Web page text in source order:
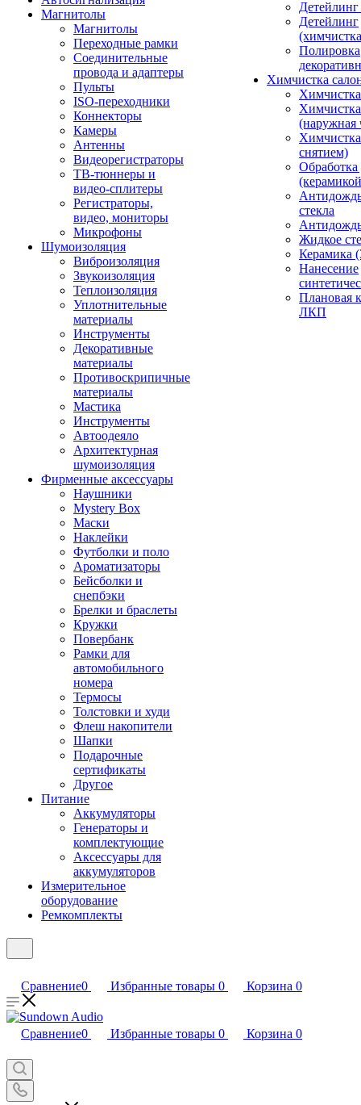
Магнитолы
Магнитолы
Переходные рамки
Соединительные
провода и адаптеры
Пульты
ISO-переходники
Коннекторы
Камеры
Антенны
Видеорегистраторы
ТВ-тюннеры и
видео-сплитеры
Регистраторы,
видео, мониторы
Микрофоны
Шумоизоляция
Виброизоляция
Звукоизоляция
Теплоизоляция
Уплотнительные
материалы
Инструменты
Декоративные
материалы
Противоскрипичные
материалы
Мастика
Инструменты
Автоодеяло
Архитектурная
шумоизоляция
Фирменные аксессуары
Наушники
Mystery Box
Маски
Наклейки
Футболки и поло
Ароматизаторы
Бейсболки и
снепбэки
Брелки и браслеты
Кружки
Повербанк
Рамки для
автомобильного
номера
Термосы
Толстовки и худи
Флеш накопители
Шапки
Подарочные
сертификаты
Другое
Питание
Аккумуляторы
Генераторы и
комплектующие
Аксессуары для
аккумуляторов
Измерительное
оборудование
Ремкомплекты
Детейлинг
Полировка
Химчистка
(наружная
снятием)
Обработка
стекла
Жидкое
Керамика
Нанесение
Плановая
ЛКП
Сравнение0 Избранные товары 0 Корзина 0
Сравнение0 Избранные товары 0 Корзина 0